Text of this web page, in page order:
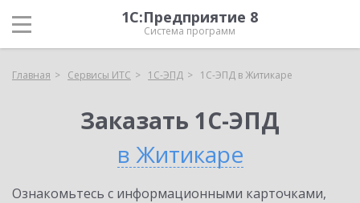
1С:Предприятие 8
Система программ
Главная Сервисы ИТС 1С-ЭПД 1С-ЭПД в Житикаре
Заказать 1С-ЭПД
в Житикаре
Ознакомьтесь с информационными карточками,